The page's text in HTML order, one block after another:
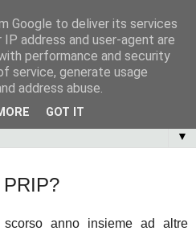
▼
anno insieme ad altre
Google to deliver its services
address and user-agent are
performance and security
service, generate usage
address abuse.
GOT IT